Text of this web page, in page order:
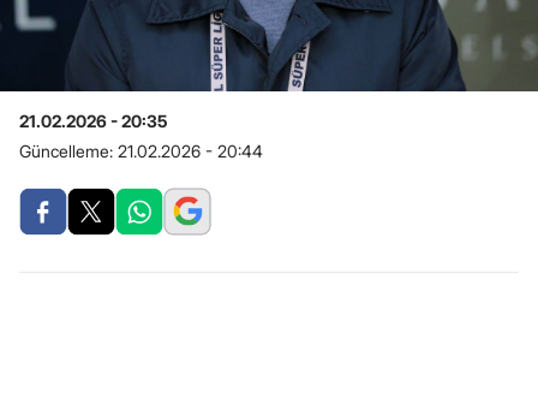
21.02.2026 - 20:35
Güncelleme: 21.02.2026 - 20:44